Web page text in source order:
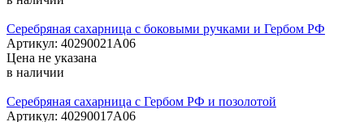
Серебряная сахарница с боковыми ручками и Гербом РФ
Артикул: 40290021А06
Цена не указана
в наличии
Серебряная сахарница с Гербом РФ и позолотой
Артикул: 40290017А06